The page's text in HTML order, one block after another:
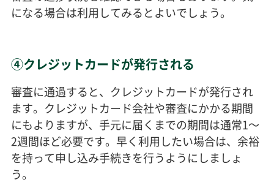
になる場合は利用してみるとよいでしょう。
④クレジットカードが発行される
審査に通過すると、クレジットカードが発行され
ます。クレジットカード会社や審査にかかる期間
にもよりますが、手元に届くまでの期間は通常1～
2週間ほど必要です。早く利用したい場合は、余裕
を持って申し込み手続きを行うようにしましょ
う。